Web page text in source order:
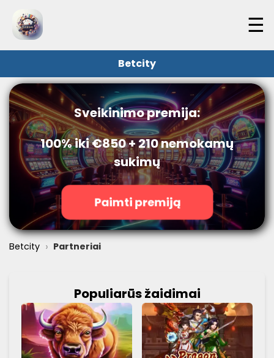
☰
Betcity
Sveikinimo premija:
100% iki €850 + 210 nemokamų
sukimų
Paimti premiją
Betcity › Partneriai
Populiarūs žaidimai